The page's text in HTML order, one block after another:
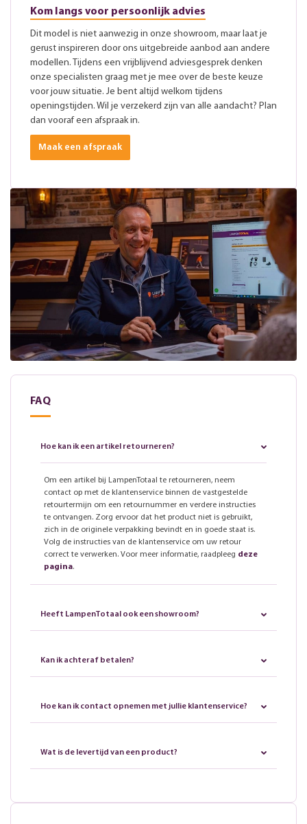
Kom langs voor persoonlijk advies
Dit model is niet aanwezig in onze showroom, maar laat je
gerust inspireren door ons uitgebreide aanbod aan andere
modellen. Tijdens een vrijblijvend adviesgesprek denken
onze specialisten graag met je mee over de beste keuze
voor jouw situatie. Je bent altijd welkom tijdens
openingstijden. Wil je verzekerd zijn van alle aandacht? Plan
dan vooraf een afspraak in.
Maak een afspraak
FAQ
Hoe kan ik een artikel retourneren?
Om een artikel bij LampenTotaal te retourneren, neem
contact op met de klantenservice binnen de vastgestelde
retourtermijn om een retournummer en verdere instructies
te ontvangen. Zorg ervoor dat het product niet is gebruikt,
zich in de originele verpakking bevindt en in goede staat is.
Volg de instructies van de klantenservice om uw retour
correct te verwerken. Voor meer informatie, raadpleeg deze
pagina.
Heeft LampenTotaal ook een showroom?
Kan ik achteraf betalen?
Hoe kan ik contact opnemen met jullie klantenservice?
Wat is de levertijd van een product?